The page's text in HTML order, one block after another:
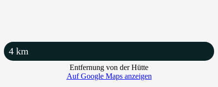
4 km
Entfernung von der Hütte
Auf Google Maps anzeigen